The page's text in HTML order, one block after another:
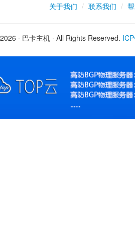
关于我们 / 联系我们 /
· 巴卡主机 · All Rights Reserved.